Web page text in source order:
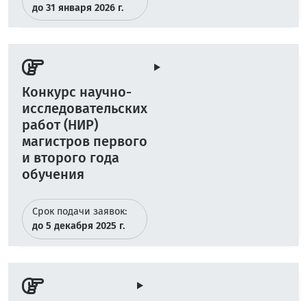
до 31 января 2026 г.
Конкурс научно-
исследовательских
работ (НИР)
магистров первого
и второго года
обучения
Срок подачи заявок:
до 5 декабря 2025 г.